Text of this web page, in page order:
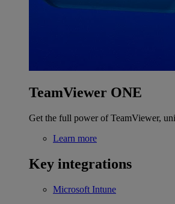
TeamViewer ONE
Get the full power of TeamViewer,
Learn more
Key integrations
Microsoft Intune